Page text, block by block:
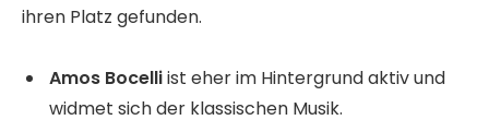
ihren Platz gefunden.
Amos Bocelliist eher im Hintergrund aktiv und
widmet sich der klassischen Musik.